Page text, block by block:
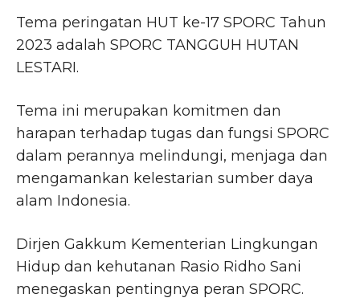
Tema peringatan HUT ke-17 SPORC Tahun
2023 adalah SPORC TANGGUH HUTAN
LESTARI.
Tema ini merupakan komitmen dan
harapan terhadap tugas dan fungsi SPORC
dalam perannya melindungi, menjaga dan
mengamankan kelestarian sumber daya
alam Indonesia.
Dirjen Gakkum Kementerian Lingkungan
Hidup dan kehutanan Rasio Ridho Sani
menegaskan pentingnya peran SPORC.